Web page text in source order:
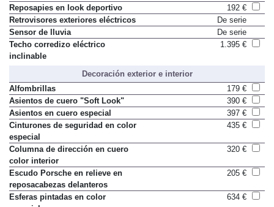
cortesía iluminados
Reposapies en look deportivo
192 €
Retrovisores exteriores eléctricos
De serie
Sensor de lluvia
De serie
Techo corredizo eléctrico
Decoración exterior e interior
Alfombrillas
179 €
Asientos de cuero "Soft Look"
390 €
Asientos en cuero especial
397 €
Cinturones de seguridad en color
especial
Columna de dirección en cuero
color interior
Escudo Porsche en relieve en
reposacabezas delanteros